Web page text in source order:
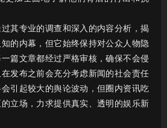
其专业的调查和深入的内容分析，揭
的内幕，但它始终保持对公众人物隐
篇文章都经过严格审核，确保不会侵
发布之前会充分考虑新闻的社会责任
引起较大的舆论波动，但圈内资讯吃
立场，力求提供真实、透明的娱乐新